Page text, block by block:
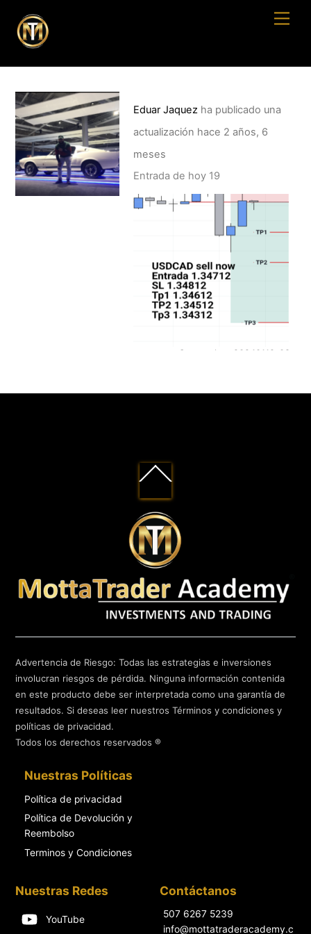
content
Eduar Jaquez ha publicado una
actualización hace 2 años, 6
meses
Entrada de hoy 19
Screenshot_20240119-084731
To
Advertencia de Riesgo: Todas las estrategias e inversiones
involucran riesgos de pérdida. Ninguna información contenida
en este producto debe ser interpretada como una garantía de
resultados. Si deseas leer nuestros Términos y condiciones y
políticas de privacidad.
Todos los derechos reservados ®
Nuestras Políticas
Política de privacidad
Política de Devolución y
Reembolso
Terminos y Condiciones
Nuestras Redes
YouTube
Contáctanos
507 6267 5239
info@mottatraderacademy.c